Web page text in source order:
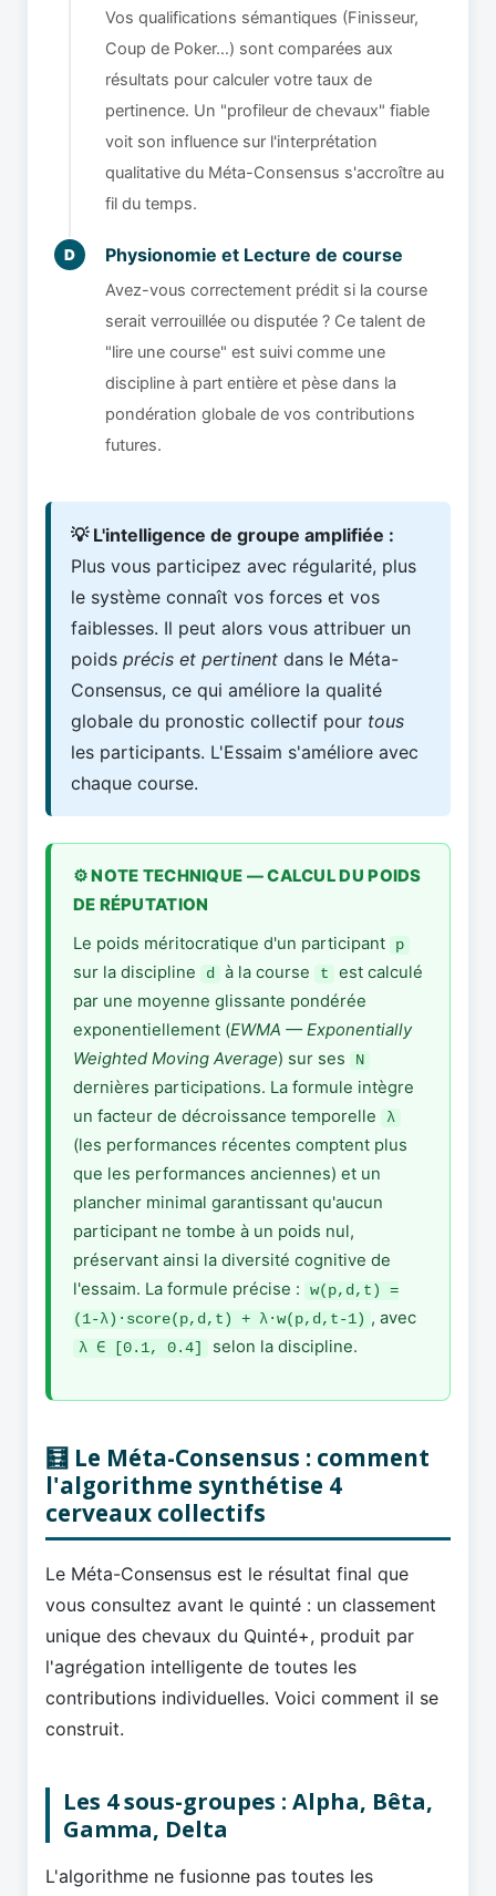
Vos qualifications sémantiques (Finisseur,
Coup de Poker…) sont comparées aux
résultats pour calculer votre taux de
pertinence. Un "profileur de chevaux" fiable
voit son influence sur l'interprétation
qualitative du Méta-Consensus s'accroître au
fil du temps.
D Physionomie et Lecture de course
Avez-vous correctement prédit si la course
serait verrouillée ou disputée ? Ce talent de
"lire une course" est suivi comme une
discipline à part entière et pèse dans la
pondération globale de vos contributions
futures.
💡 L'intelligence de groupe amplifiée :
Plus vous participez avec régularité, plus
le système connaît vos forces et vos
faiblesses. Il peut alors vous attribuer un
poidsprécis et pertinent dans le Méta-
Consensus, ce qui améliore la qualité
globale du pronostic collectif pour tous
les participants. L'Essaim s'améliore avec
chaque course.
⚙️ NOTE TECHNIQUE — CALCUL DU POIDS
DE RÉPUTATION
Le poids méritocratique d'un participant
p
sur la discipline d à la course t
est calculé
par une moyenne glissante pondérée
exponentiellement (EWMA — Exponentially
Weighted Moving Average) sur ses N
dernières participations. La formule intègre
un facteur de décroissance temporelle
λ
(les performances récentes comptent plus
que les performances anciennes) et un
plancher minimal garantissant qu'aucun
participant ne tombe à un poids nul,
préservant ainsi la diversité cognitive de
l'essaim. La formule précise :
w(p,d,t) =
(1-λ)·score(p,d,t) + λ·w(p,d,t-1) , avec
λ ∈ [0.1, 0.4] selon la discipline.
🧮 Le Méta-Consensus : comment
l'algorithme synthétise 4
cerveaux collectifs
Le Méta-Consensus est le résultat final que
vous consultez avant le quinté : un classement
unique des chevaux du Quinté+, produit par
l'agrégation intelligente de toutes les
contributions individuelles. Voici comment il se
construit.
Les 4 sous-groupes : Alpha, Bêta,
Gamma, Delta
L'algorithme ne fusionne pas toutes les